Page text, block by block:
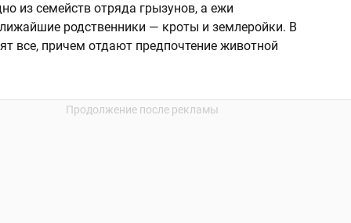
из семейств отряда грызунов, а ежи
родственники — кроты и землеройки. В
все, причем отдают предпочтение животной